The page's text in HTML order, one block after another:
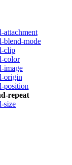
attachment
blend-mode
clip
color
image
origin
position
repeat
size